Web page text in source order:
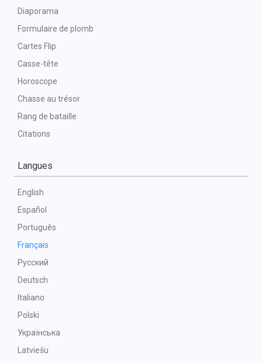
Diaporama
Formulaire de plomb
Cartes Flip
Casse-tête
Horoscope
Chasse au trésor
Rang de bataille
Citations
Langues
English
Español
Português
Français
Русский
Deutsch
Italiano
Polski
Українська
Latviešu